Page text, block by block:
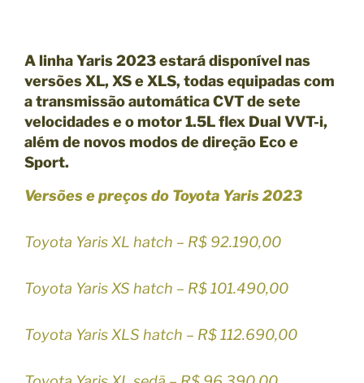
A linha Yaris 2023 estará disponível nas
versões XL, XS e XLS, todas equipadas com
a transmissão automática CVT de sete
velocidades e o motor 1.5L flex Dual VVT-i,
além de novos modos de direção Eco e
Sport.
Versões e preços do Toyota Yaris 2023
Toyota Yaris XL hatch – R$ 92.190,00
Toyota Yaris XS hatch – R$ 101.490,00
Toyota Yaris XLS hatch – R$ 112.690,00